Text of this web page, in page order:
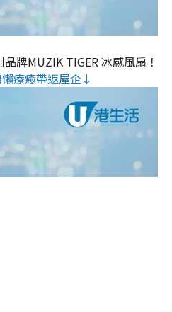
牌MUZIK TIGER 冰感風扇！
療癒帶返屋企↓